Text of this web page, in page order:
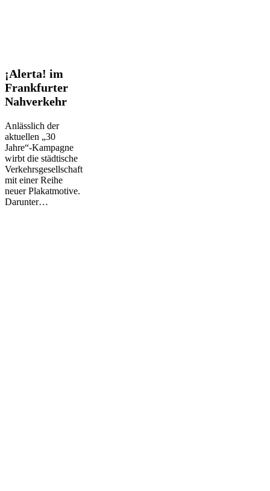
¡Alerta!
im
Frankfurter
Nahverkehr
¡Alerta! im
Frankfurter
Nahverkehr
Anlässlich der
aktuellen „30
Jahre“-Kampagne
wirbt die städtische
Verkehrsgesellschaft
mit einer Reihe
neuer Plakatmotive.
Darunter…